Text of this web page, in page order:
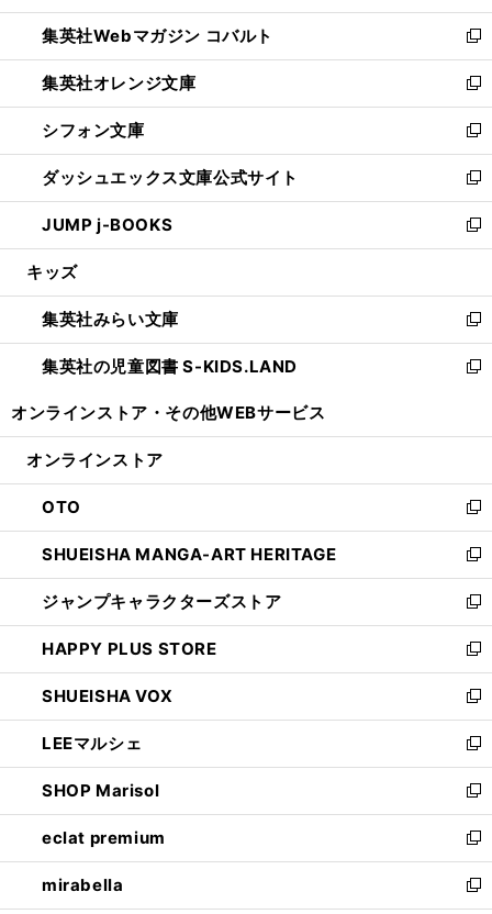
開
く
ウ
で
開
く
ン
ド
ウ
で
開
く
ウ
ィ
ン
ド
ウ
で
開
く
集英社Webマガジン コバルト
新
し
い
ウ
ィ
ン
ド
ウ
で
開
集英社オレンジ文庫
新
し
い
ウ
ィ
ン
ド
ウ
開
く
シフォン文庫
新
し
い
ウ
ィ
ン
ウ
で
開
く
ダッシュエックス文庫公式サイト
新
し
い
ウ
ン
ド
ウ
で
JUMP j-BOOKS
新
し
ウ
ィ
ン
ド
開
キッズ
集英社みらい文庫
新
し
い
ン
ウ
で
開
く
集英社の児童図書 S-KIDS.LAND
新
ウ
ン
ド
ウ
で
開
く
オンラインストア・ その他WEBサービス
オンラインストア
OTO
新
し
い
ウ
ィ
ン
ド
ウ
で
開
く
SHUEISHA MANGA-ART HERITAGE
新
し
い
ウ
ィ
ン
ド
ウ
で
開
く
ジャンプキャラクターズストア
新
し
い
ウ
ィ
ン
ド
ウ
で
開
く
HAPPY PLUS STORE
新
し
い
ウ
ィ
ン
ド
ウ
で
開
く
SHUEISHA VOX
新
し
い
ウ
ィ
ン
ド
ウ
で
開
LEEマルシェ
新
し
い
ウ
ィ
ン
ド
ウ
SHOP Marisol
新
し
い
ウ
ィ
eclat premium
新
し
い
mirabella
新